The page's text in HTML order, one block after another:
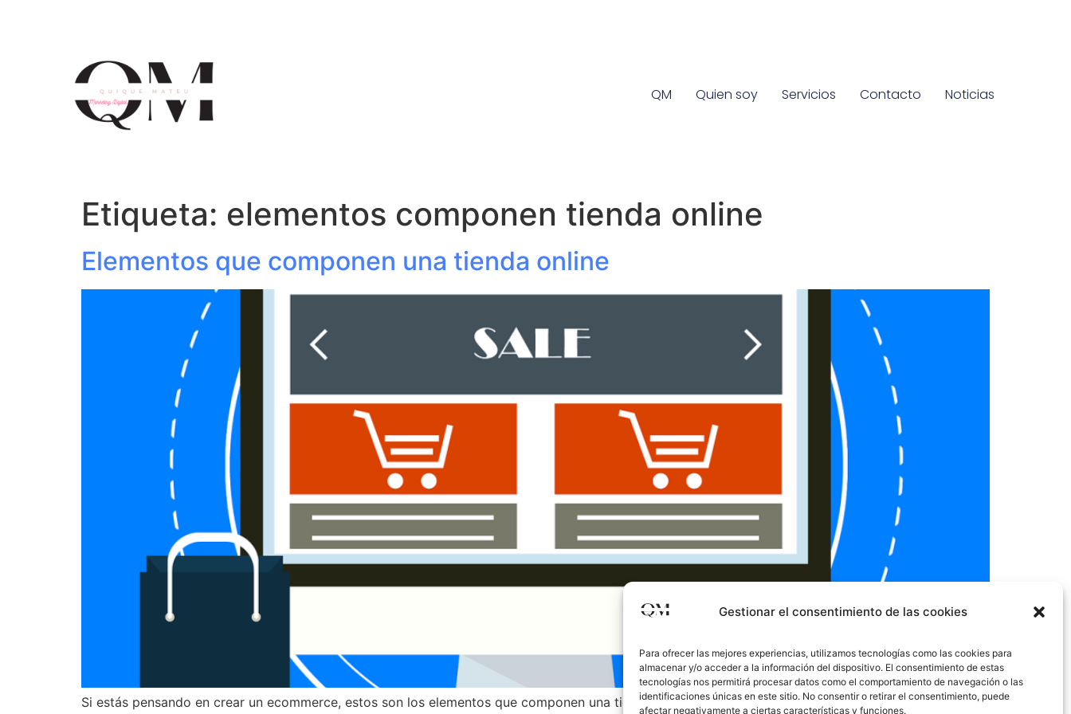
Gestionar el consentimiento de las cookies
Para ofrecer las mejores experiencias, utilizamos tecnologías como las cookies para
almacenar y/o acceder a la información del dispositivo. El consentimiento de estas
tecnologías nos permitirá procesar datos como el comportamiento de navegación o las
identificaciones únicas en este sitio. No consentir o retirar el consentimiento, puede
afectar negativamente a ciertas características y funciones.
QM Quien soy Servicios Contacto Noticias
Etiqueta: elementos componen tienda online
Elementos que componen una tienda online
Si estás pensando en crear un ecommerce, estos son los elementos que componen una tienda online. El ecommerce o tienda online es la creación en